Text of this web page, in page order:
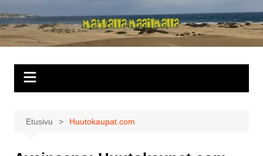
sisältöön
Matkalla
maailmalla
Etusivu Huutokaupat.com